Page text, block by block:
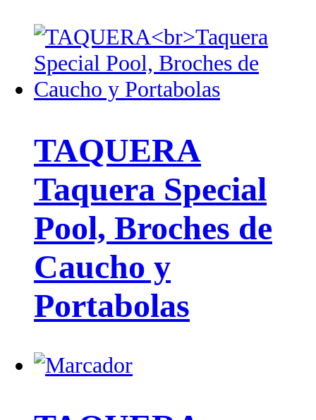
TAQUERA
Taquera Special
Pool, Broches de
Caucho y
Portabolas